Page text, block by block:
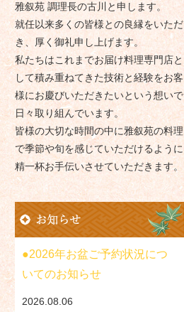
雅叙苑 調理長の古川と申します。
就任以来多くの皆様との良縁をいただ
き、厚く御礼申し上げます。
私たちはこれまでお届け料理専門店と
して積み重ねてきた技術と経験をお客
様にお慶びいただきたいという想いで
日々取り組んでいます。
皆様の大切な時間の中に雅叙苑の料理
で季節や旬を感じていただけるように
精一杯お手伝いさせていただきます。
2026年お盆ご予約状況につ
いてのお知らせ
2026.08.06